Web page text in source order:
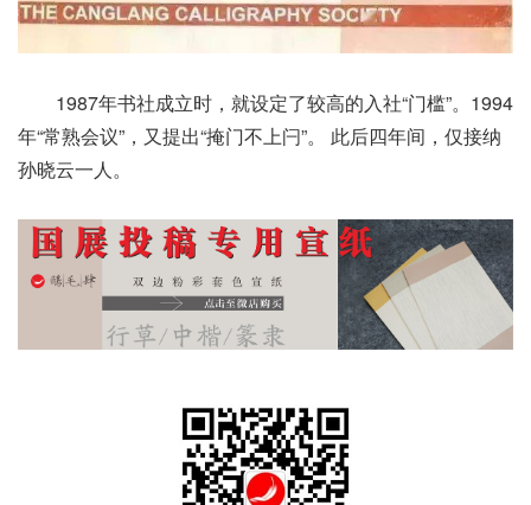
1987年书社成立时，就设定了较高的入社“门槛”。1994
年“常熟会议”，又提出“掩门不上闩”。 此后四年间，仅接纳
孙晓云一人。